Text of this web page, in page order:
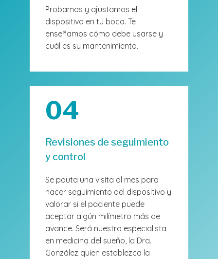
Probamos y ajustamos el
dispositivo en tu boca. Te
enseñamos cómo debe usarse y
cuál es su mantenimiento.
04
Revisiones de seguimiento
y control
Se pauta una visita al mes para
hacer seguimiento del dispositivo y
valorar si el paciente puede
aceptar algún milímetro más de
avance. Será nuestra especialista
en medicina del sueño, la Dra.
González quien establezca la